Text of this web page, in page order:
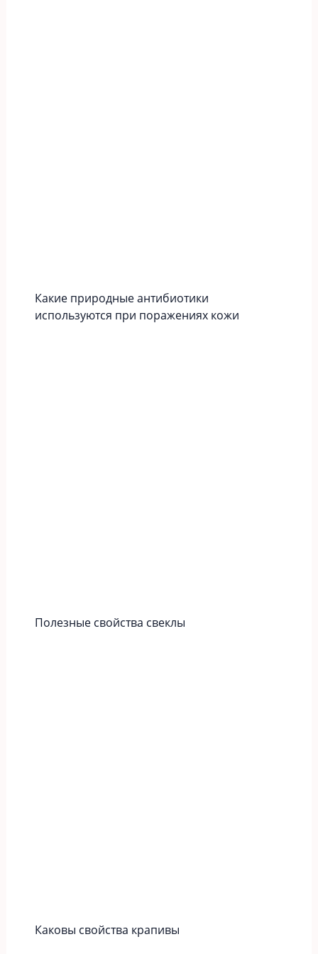
Какие природные антибиотики
используются при поражениях кожи
Полезные свойства свеклы
Каковы свойства крапивы